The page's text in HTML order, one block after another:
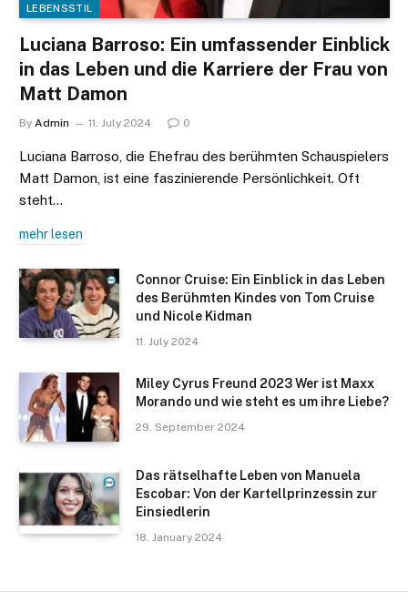
LEBENSSTIL
Luciana Barroso: Ein umfassender Einblick
in das Leben und die Karriere der Frau von
Matt Damon
By Admin 11. July 2024 0
Luciana Barroso, die Ehefrau des berühmten Schauspielers
Matt Damon, ist eine faszinierende Persönlichkeit. Oft
steht…
mehr lesen
Connor Cruise: Ein Einblick in das Leben
des Berühmten Kindes von Tom Cruise
und Nicole Kidman
11. July 2024
Miley Cyrus Freund 2023 Wer ist Maxx
Morando und wie steht es um ihre Liebe?
29. September 2024
Das rätselhafte Leben von Manuela
Escobar: Von der Kartellprinzessin zur
Einsiedlerin
18. January 2024